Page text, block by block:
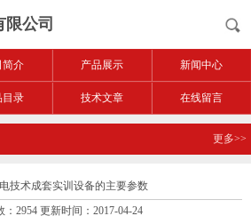
公司
简介 产品展示 新闻中心
目录 技术文章 在线留言
更多>>
技术成套实训设备的主要参数
：2954 更新时间：2017-04-24